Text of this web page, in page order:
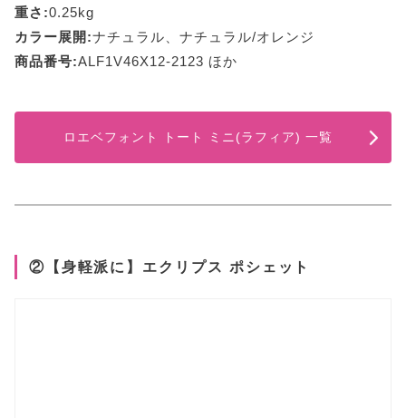
重さ:0.25kg
カラー展開:ナチュラル、ナチュラル/オレンジ
商品番号:ALF1V46X12-2123 ほか
ロエベフォント トート ミニ(ラフィア) 一覧
②【身軽派に】エクリプス ポシェット